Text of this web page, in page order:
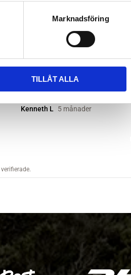
Marknadsföring
TILLÅT ALLA